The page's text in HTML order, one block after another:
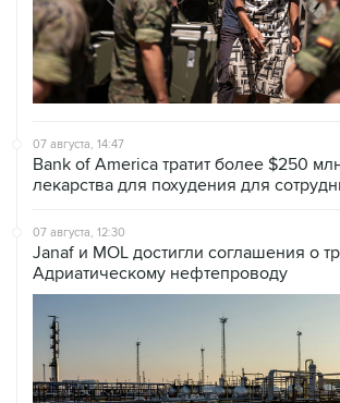
07 августа, 14:47
Bank of America тратит более $250
лекарства для похудения для
07 августа, 12:30
Janaf и MOL достигли соглашения о
Адриатическому нефтепроводу